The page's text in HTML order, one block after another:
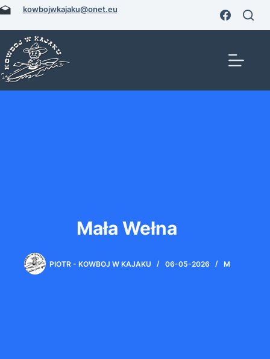
Przejdź
treści
kowbojwkajaku@onet.eu
Mała Wełna
PIOTR - KOWBOJ W KAJAKU 06-05-2026 M